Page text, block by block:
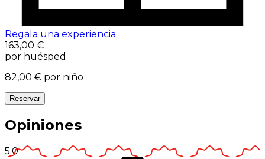
Regala una experiencia
163,00 €
por huésped
82,00 € por niño
Reservar
Opiniones
5.0